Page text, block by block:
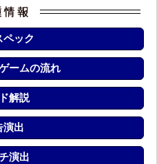
ペック
ームの流れ
解説
演出
演出